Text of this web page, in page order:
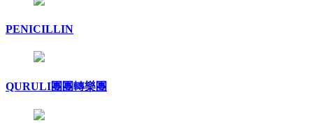
PENICILLIN
QURULI團團轉樂團